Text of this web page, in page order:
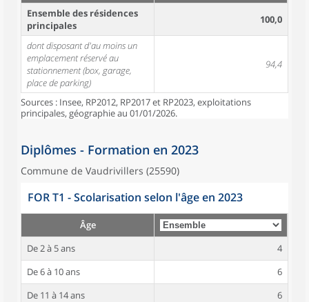
Ensemble des résidences
principales
100,0
dont disposant d'au moins un
emplacement réservé au
stationnement (box, garage,
place de parking)
94,4
Sources : Insee, RP2012, RP2017 et RP2023, exploitations
principales, géographie au 01/01/2026.
Diplômes - Formation en 2023
Commune de Vaudrivillers (25590)
FOR T1 - Scolarisation selon l'âge en 2023
Âge
De 2 à 5 ans
4
De 6 à 10 ans
6
De 11 à 14 ans
6